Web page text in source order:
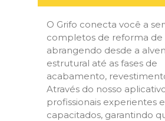
O Grifo conecta você a
completos de reforma de
abrangendo desde a
estrutural até as fases de
acabamento,
Através do nosso
profissionais experientes e
capacitados, garantindo